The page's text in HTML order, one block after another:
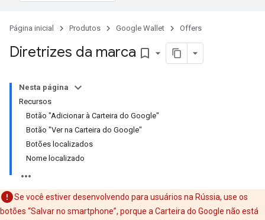
Página inicial Produtos Google Wallet Offers
Diretrizes da marca bookmark_border
Nesta página
Recursos
Botão "Adicionar à Carteira do Google"
Botão "Ver na Carteira do Google"
Botões localizados
Nome localizado
Se você estiver desenvolvendo para usuários na Rússia, use os
botões “Salvar no smartphone”, porque a Carteira do Google não está